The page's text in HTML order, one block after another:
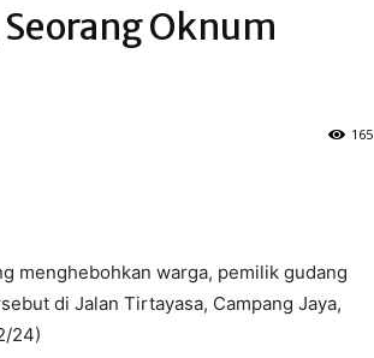
Oknum
165
menghebohkan warga, pemilik gudang
di Jalan Tirtayasa, Campang Jaya,
24)